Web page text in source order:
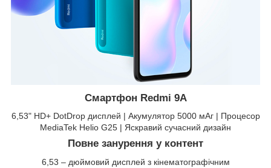
Смартфон Redmi 9A
6,53" HD+ DotDrop дисплей | Акумулятор 5000 мАг | Процесор
MediaTek Helio G25 | Яскравий сучасний дизайн
Повне занурення у контент
6,53 – дюймовий дисплей з кінематографічним